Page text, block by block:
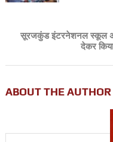
सूरजकुंड इंटरनेशनल स्कूल
देकर किया
ABOUT THE AUTHOR